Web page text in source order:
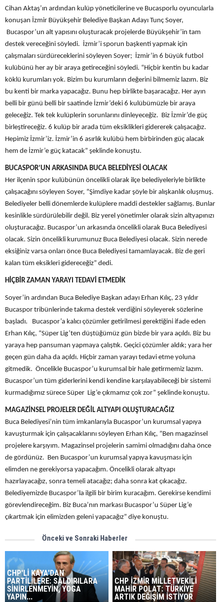
Cihan Aktaş’ın ardından kulüp yöneticilerine ve Bucasporlu oyuncularla
konuşan İzmir Büyükşehir Belediye Başkan Adayı Tunç Soyer,
Bucaspor’un alt yapısını oluşturacak projelerde Büyükşehir’in tam
destek vereceğini söyledi. İzmir’i sporun başkenti yapmak için
çalışmaları sürdüreceklerini söyleyen Soyer; İzmir’in 6 büyük futbol
kulübünü her ay bir araya getireceğini söyledi. “Hiçbir kentin bu kadar
köklü kurumları yok. Bizim bu kurumların değerini bilmemiz lazım. Biz
bu kenti bir marka yapacağız. Bunu hep birlikte başaracağız. Her ayın
belli bir günü belli bir saatinde İzmir’deki 6 kulübümüzle bir araya
geleceğiz. Tek tek kulüplerin sorunlarını dinleyeceğiz. Biz İzmir’de güç
birleştireceğiz. 6 kulüp bir arada tüm eksiklikleri gidererek çalışacağız.
Hepimiz İzmir’iz. İzmir’in 6 asırlık kulübü hem birbirinden güç alacak
hem de İzmir’e güç katacak” şeklinde konuştu.
BUCASPOR’UN ARKASINDA BUCA BELEDİYESİ OLACAK
Her ilçenin spor kulübünün öncelikli olarak ilçe belediyeleriyle birlikte
çalışacağını söyleyen Soyer, “Şimdiye kadar şöyle bir alışkanlık oluşmuş.
Belediyeler belli dönemlerde kulüplere maddi destekler sağlamış. Bunlar
kesinlikle sürdürülebilir değil. Biz yerel yönetimler olarak sizin altyapınızı
oluşturacağız. Bucaspor’un arkasında öncelikli olarak Buca Belediyesi
olacak. Sizin öncelikli kurumunuz Buca Belediyesi olacak. Sizin nerede
eksiğiniz varsa onları önce Buca Belediyesi tamamlayacak. Biz de geri
kalan tüm eksikleri gidereceğiz” dedi.
HİÇBİR ZAMAN YARAYI TEDAVİ ETMEDİK
Soyer’in ardından Buca Belediye Başkan adayı Erhan Kılıç, 23 yıldır
Bucaspor tribünlerinde takıma destek verdiğini söyleyerek sözlerine
başladı. Bucaspor’a kalıcı çözümler getirilmesi gerektiğini ifade eden
Erhan Kılıç, “Süper Lig’ten düştüğümüz gün bizde bir yara açıldı. Biz bu
yaraya hep pansuman yapmaya çalıştık. Geçici çözümler aldık; yara her
geçen gün daha da açıldı. Hiçbir zaman yarayı tedavi etme yoluna
gitmedik. Öncelikle Bucaspor’u kurumsal bir hale getirmemiz lazım.
Bucaspor’un tüm giderlerini kendi kendine karşılayabileceği bir sistemi
kurmadığımız sürece Süper Lig’e çıkmamız çok zor” şeklinde konuştu.
MAGAZİNSEL PROJELER DEĞİL ALTYAPI OLUŞTURACAĞIZ
Buca Belediyesi’nin tüm imkanlarıyla Bucaspor’un kurumsal yapıya
kavuşturmak için çalışacaklarını söyleyen Erhan Kılıç, ”Ben magazinsel
projelere karşıyım. Magazinsel projelerin samimi olmadığını daha önce
de gördünüz. Ben Bucaspor’un kurumsal yapıya kavuşması için
elimden ne gerekiyorsa yapacağım. Öncelikli olarak altyapı
hazırlayacağız, sonra temeli atacağız; daha sonra kat çıkacağız.
Belediyemizde Bucaspor’la ilgili bir birim kuracağım. Gerekirse kendimi
görevlendireceğim. Biz Buca’nın markası Bucaspor’u Süper Lig’e
çıkartmak için elimizden geleni yapacağız” diye konuştu.
Önceki ve Sonraki Haberler
CHP'Lİ KAYA'DAN
PARTİLİLERE: SALDIRILARA
SİNİRLENMEYİN, YOGA
YAPIN...
CHP İZMİR MİLLETVEKİLİ
MAHİR POLAT: TÜRKİYE
ARTIK DEĞİŞİM İSTİYOR